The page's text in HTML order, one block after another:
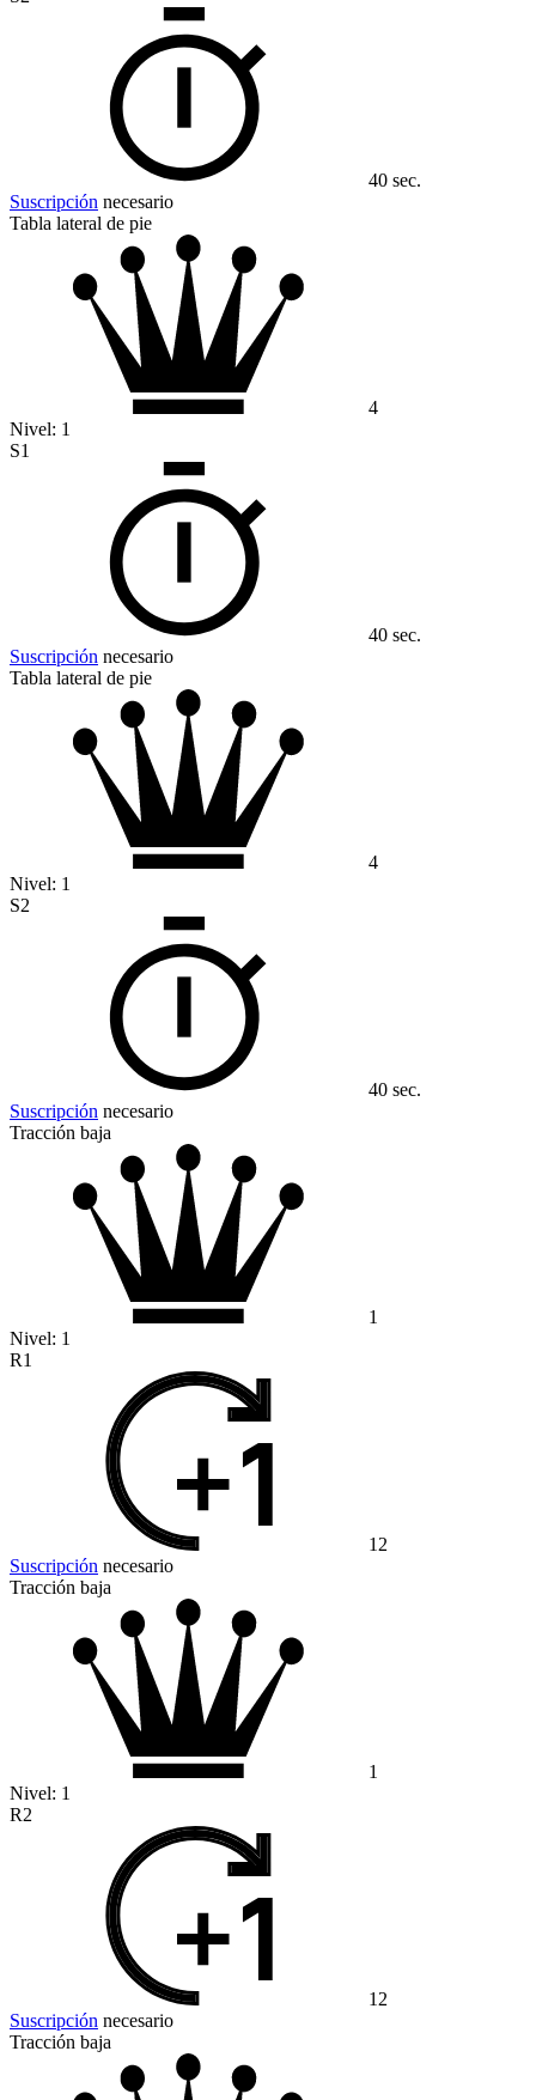
40 sec.
Suscripción necesario
Tabla lateral de pie
4
Nivel: 1
S1
40 sec.
Suscripción necesario
Tabla lateral de pie
4
Nivel: 1
S2
40 sec.
Suscripción necesario
Tracción baja
1
Nivel: 1
R1
12
Suscripción necesario
Tracción baja
1
Nivel: 1
R2
12
Suscripción necesario
Tracción baja